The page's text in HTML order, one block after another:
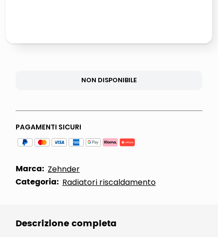
NON DISPONIBILE
PAGAMENTI SICURI
Marca: Zehnder
Categoria: Radiatori riscaldamento
Descrizione completa